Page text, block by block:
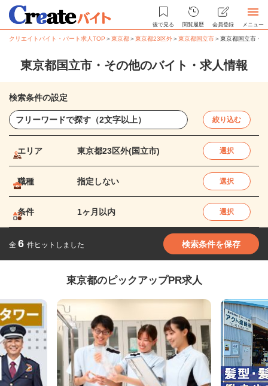
後で見る 閲覧履歴 会員登録 メニュー
クリエイトバイト・パート求人TOP ＞東京都＞東京都23区外＞東京都国立市＞東京都国立市・
東京都国立市・その他のバイト・求人情報
検索条件の設定
絞り込む
エリア 東京都23区外(国立市) 選択
職種 指定しない 選択
条件 1ヶ月以内 選択
全 6 件ヒットしました 検索条件を保存
東京都のピックアップPR求人